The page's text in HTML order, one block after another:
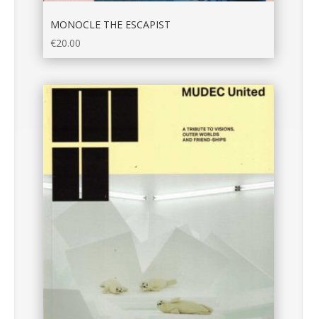
MONOCLE THE ESCAPIST
€20.00